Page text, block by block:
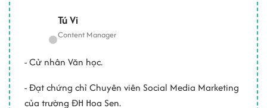
Tú Vi
Content Manager
- Cử nhân Văn học.
- Đạt chứng chỉ Chuyên viên Social Media Marketing
của trường ĐH Hoa Sen.